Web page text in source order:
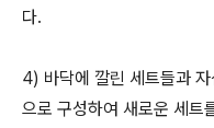
다.
4) 바닥에 깔린 세트들과
으로 구성하여 새로운 세트